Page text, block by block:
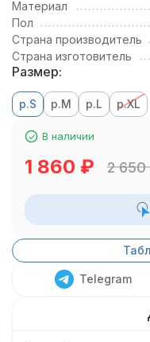
Материал
Пол
Страна производитель
Страна изготовитель
Размер:
р.S р.M р.L р.XL
В наличии
1 860 ₽ 2 650
Telegram